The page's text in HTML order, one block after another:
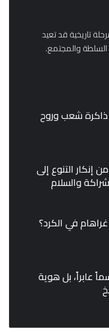
تاريخية قد تعيد
السلطة والمجتمع.
ذاكرة شعب وروح
إنكار التنوع إلى
والسلام
في الكرد؟
عابراً، بل هوية